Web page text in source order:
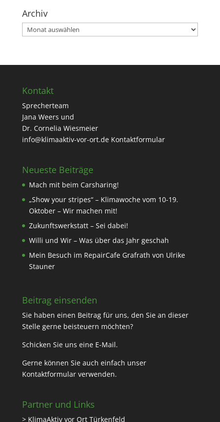
Archiv
Archiv
Kontakt
Sprecherteam
Jana Weers und
Dr. Cornelia Wiesmeier
info@klimaaktiv-vor-ort.de Kontaktformular
Neueste Beiträge
Mach mit beim Carsharing!
„Show your stripes“ – Klimawoche vom 10-19.
Oktober – Wir machen mit!
Zukunftswerkstatt – Sei dabei!
Willi und Wir – Was über das Jahr geschah
Mein Besuch im RepairCafe Grafrath von Ulrike
Stauner
Beitrag einsenden
Sie haben einen Beitrag für uns, den Sie an dieser
Stelle gerne beisteuern möchten?
Schicken Sie uns eine E-Mail.
Gerne können Sie auch einfach unser
Kontaktformularverwenden.
Partner und Links
> KlimaAktiv vor Ort Türkenfeld